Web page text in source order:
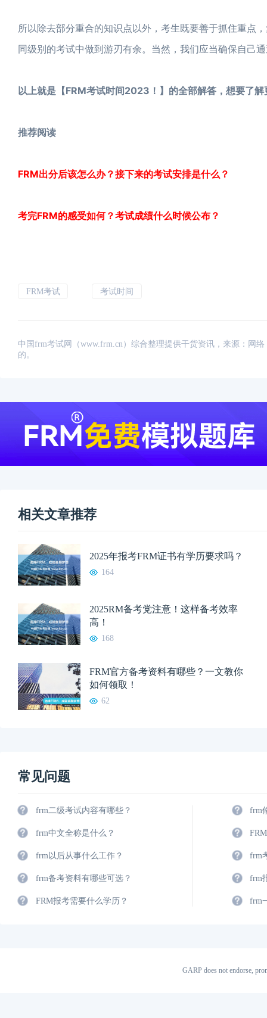
所以除去部分重合的知识点以外，考生既要善于抓住重点
同级别的考试中做到游刃有余。当然，我们应当确保自己
以上就是【FRM考试时间2023！】的全部解答，想要了
推荐阅读
FRM出分后该怎么办？接下来的考试安排是什么？
考完FRM的感受如何？考试成绩什么时候公布？
FRM考试 考试时间
中国frm考试网（www.frm.cn）综合整理提供干货资讯，来源：网
的。
相关文章推荐
2025年报考FRM证书有学历要求吗？
164
2025RM备考党注意！这样备考效率
高！
168
FRM官方备考资料有哪些？一文教你
如何领取！
62
常见问题
frm二级考试内容有哪些？
frm中文全称是什么？
frm以后从事什么工作？
frm备考资料有哪些可选？
FRM报考需要什么学历？
frm
frm
frm
frm
GARP does not endorse,